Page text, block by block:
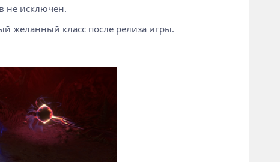
не исключен.
желанный класс после релиза игры.